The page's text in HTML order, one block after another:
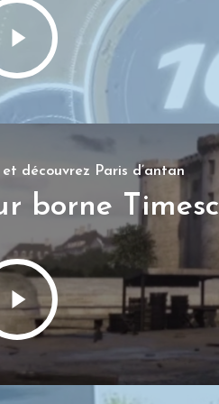
et découvrez Paris d’antan
borne